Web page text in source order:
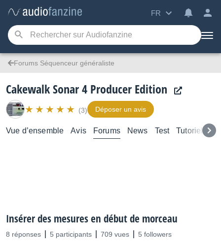
FR
Forums Séquenceur généraliste
Cakewalk Sonar 4 Producer Edition
(3) Déposer un avis
Vue d’ensemble Avis Forums News Test Tutoriels
Insérer des mesures en début de morceau
8 réponses 5 participants 709 vues 5 followers